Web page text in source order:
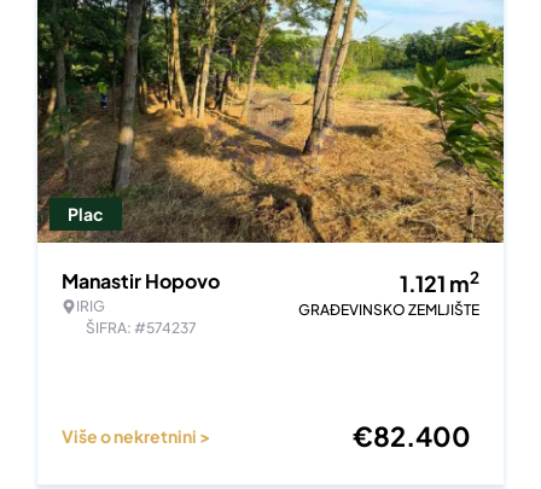
Plac
Manastir Hopovo
IRIG
ŠIFRA: #574237
1.121 m2
GRAĐEVINSKO ZEMLJIŠTE
Više o nekretnini > €82.400